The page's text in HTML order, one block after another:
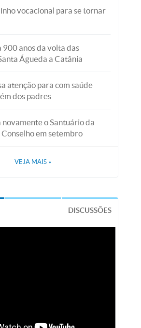
vocacional para se tornar
900 anos da volta das
Águeda a Catânia
atenção para com saúde
dos padres
novamente o Santuário da
em setembro
VEJA MAIS »
DISCUSSÕES